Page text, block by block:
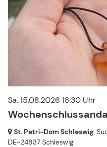
Sa. 15.08.2026 18:30 Uhr
St. Petri-Dom Schleswig,
DE-24837 Schleswig